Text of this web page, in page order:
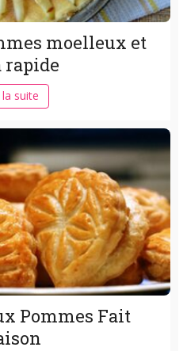
moelleux et
suite
Pommes Fait